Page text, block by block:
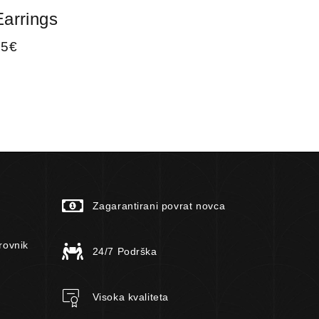
€
Zagarantirani povrat novca
24/7 Podrška
Visoka kvaliteta